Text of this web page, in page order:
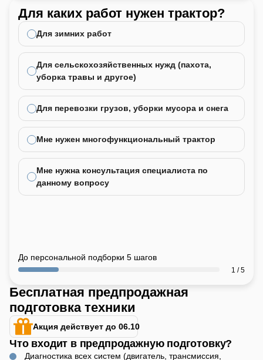
Для каких работ нужен трактор?
Для зимних работ
Для сельскохозяйственных нужд (пахота,
уборка травы и другое)
Для перевозки грузов, уборки мусора и снега
Мне нужен многофункциональный трактор
Мне нужна консультация специалиста по
данному вопросу
До персональной подборки 5 шагов
1 / 5
Бесплатная предпродажная
подготовка техники
Акция действует до 06.10
Что входит в предпродажную подготовку?
Диагностика всех систем (двигатель, трансмиссия,